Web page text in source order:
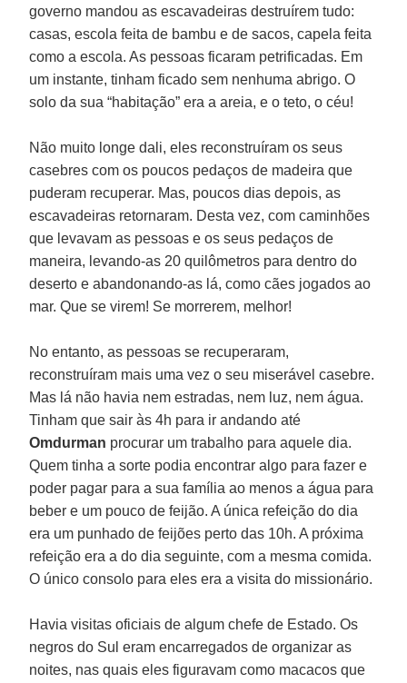
governo mandou as escavadeiras destruírem tudo:
casas, escola feita de bambu e de sacos, capela feita
como a escola. As pessoas ficaram petrificadas. Em
um instante, tinham ficado sem nenhuma abrigo. O
solo da sua “habitação” era a areia, e o teto, o céu!
Não muito longe dali, eles reconstruíram os seus
casebres com os poucos pedaços de madeira que
puderam recuperar. Mas, poucos dias depois, as
escavadeiras retornaram. Desta vez, com caminhões
que levavam as pessoas e os seus pedaços de
maneira, levando-as 20 quilômetros para dentro do
deserto e abandonando-as lá, como cães jogados ao
mar. Que se virem! Se morrerem, melhor!
No entanto, as pessoas se recuperaram,
reconstruíram mais uma vez o seu miserável casebre.
Mas lá não havia nem estradas, nem luz, nem água.
Tinham que sair às 4h para ir andando até
Omdurman procurar um trabalho para aquele dia.
Quem tinha a sorte podia encontrar algo para fazer e
poder pagar para a sua família ao menos a água para
beber e um pouco de feijão. A única refeição do dia
era um punhado de feijões perto das 10h. A próxima
refeição era a do dia seguinte, com a mesma comida.
O único consolo para eles era a visita do missionário.
Havia visitas oficiais de algum chefe de Estado. Os
negros do Sul eram encarregados de organizar as
noites, nas quais eles figuravam como macacos que